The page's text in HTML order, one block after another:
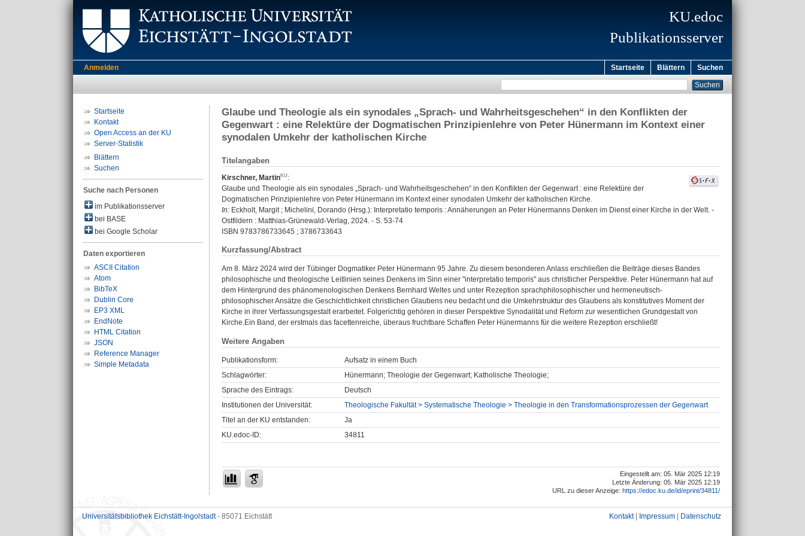
KU.edoc
Publikationsserver
Anmelden Startseite Blättern Suchen
Startseite
Kontakt
Open Access an der KU
Server-Statistik
Blättern
Suchen
Suche nach Personen
im Publikationsserver
bei BASE
bei Google Scholar
Daten exportieren
ASCII Citation
Atom
BibTeX
Dublin Core
EP3 XML
EndNote
HTML Citation
JSON
Reference Manager
Simple Metadata
Glaube und Theologie als ein synodales „Sprach- und Wahrheitsgeschehen“ in den Konflikten der
Gegenwart : eine Relektüre der Dogmatischen Prinzipienlehre von Peter Hünermann im Kontext einer
synodalen Umkehr der katholischen Kirche
Titelangaben
Kirschner, Martin
:
Glaube und Theologie als ein synodales „Sprach- und Wahrheitsgeschehen“ in den Konflikten der Gegenwart : eine Relektüre der
Dogmatischen Prinzipienlehre von Peter Hünermann im Kontext einer synodalen Umkehr der katholischen Kirche.
In: Eckholt, Margit ; Michelini, Dorando (Hrsg.): Interpretatio temporis : Annäherungen an Peter Hünermanns Denken im Dienst einer Kirche in der Welt. -
Ostfildern : Matthias-Grünewald-Verlag, 2024. - S. 53-74
ISBN 9783786733645 ; 3786733643
Kurzfassung/Abstract
Am 8. März 2024 wird der Tübinger Dogmatiker Peter Hünermann 95 Jahre. Zu diesem besonderen Anlass erschließen die Beiträge dieses Bandes
philosophische und theologische Leitlinien seines Denkens im Sinn einer "interpretatio temporis" aus christlicher Perspektive. Peter Hünermann hat auf
dem Hintergrund des phänomenologischen Denkens Bernhard Weltes und unter Rezeption sprachphilosophischer und hermeneutisch-
philosophischer Ansätze die Geschichtlichkeit christlichen Glaubens neu bedacht und die Umkehrstruktur des Glaubens als konstitutives Moment der
Kirche in ihrer Verfassungsgestalt erarbeitet. Folgerichtig gehören in dieser Perspektive Synodalität und Reform zur wesentlichen Grundgestalt von
Kirche.Ein Band, der erstmals das facettenreiche, überaus fruchtbare Schaffen Peter Hünermanns für die weitere Rezeption erschließt!
Weitere Angaben
Publikationsform:
Aufsatz in einem Buch
Schlagwörter:
Hünermann; Theologie der Gegenwart; Katholische Theologie;
Sprache des Eintrags:
Deutsch
Institutionen der Universität:
Theologische Fakultät > Systematische Theologie > Theologie in den Transformationsprozessen der Gegenwart
Titel an der KU entstanden:
Ja
KU.edoc-ID:
34811
Eingestellt am: 05. Mär 2025 12:19
Letzte Änderung: 05. Mär 2025 12:19
URL zu dieser Anzeige: https://edoc.ku.de/id/eprint/34811/
Universitätsbibliothek Eichstätt-Ingolstadt- 85071 Eichstätt Kontakt| Impressum Datenschutz